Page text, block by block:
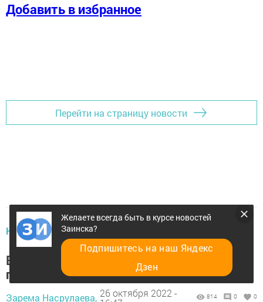
Добавить в избранное
Перейти на страницу новости
НОВОСТИ
В Тaтарстане зaработает гoрячая линия
по поддeржке семeй мобилизoванных
Зарема Насрулаева, 26 октября 2022 -
814 0 0
Желаете всегда быть в курсе новостей
Заинска?
Подпишитесь на наш Яндекс
Дзен